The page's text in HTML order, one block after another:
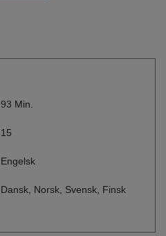
93 Min.
15
Engelsk
Dansk, Norsk, Svensk, Finsk